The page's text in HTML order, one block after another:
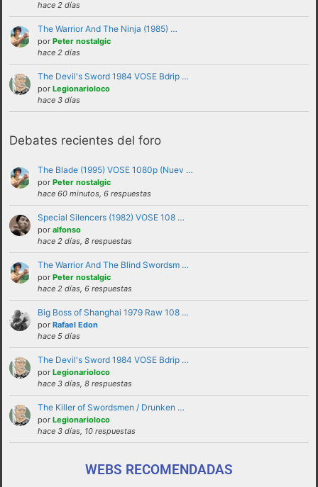
No se debe insultar a ningún usuario bajo
ninguna circunstancia. Se puede criticar,
discutir e intercambiar opiniones sin
necesidad de recurrir al insulto.
No se debe hacer apología de la violencia, ni
de forma verbal ni mostrando insignias,
banderas o similares que puedan
No trasladar a los foros discusiones a nivel
personal con otros usuarios.Estas deben ser
solucionadas en privado y no haciendo
partícipes al resto de personas del foro.
No revelar ni hacer público en el foro la
identidad o datos personales de ningún
participante sin su consentimiento, como por
ejemplo direcciones de email, ip’s externas,
etc
No enviar a los foros mensajes repetitivos
En el Lenguaje web, escribir con letras
mayusculas equivale a gritar, si no es esa su
intención sugerimos que lo evite.
Cualquier usuario que altere el buen
funcionamiento del foro mediante reiteradas
quejas, desprecio a los moderadores y/o a la
administración o las normas de uso del foro
hace 2 días
The Warrior And The Ninja (1985) …
por Peter nostalgic
hace 2 días
The Devil's Sword 1984 VOSE Bdrip …
por Legionarioloco
hace 3 días
Debates recientes del foro
The Blade (1995) VOSE 1080p (Nuev …
por Peter nostalgic
hace 60 minutos, 6 respuestas
Special Silencers (1982) VOSE 108 …
por alfonso
hace 2 días, 8 respuestas
The Warrior And The Blind Swordsm …
por Peter nostalgic
hace 2 días, 6 respuestas
Big Boss of Shanghai 1979 Raw 108 …
por Rafael Edon
hace 5 días
The Devil's Sword 1984 VOSE Bdrip …
por Legionarioloco
hace 3 días, 8 respuestas
The Killer of Swordsmen / Drunken …
por Legionarioloco
hace 3 días, 10 respuestas
WEBS RECOMENDADAS